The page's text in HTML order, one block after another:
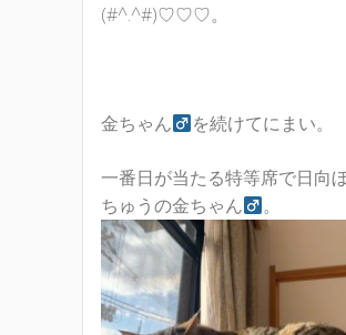
(#^.^#)♡♡♡。
金ちゃん を続けてにまい。
一番日が当たる特等席で日向
ちゅうの金ちゃん
。